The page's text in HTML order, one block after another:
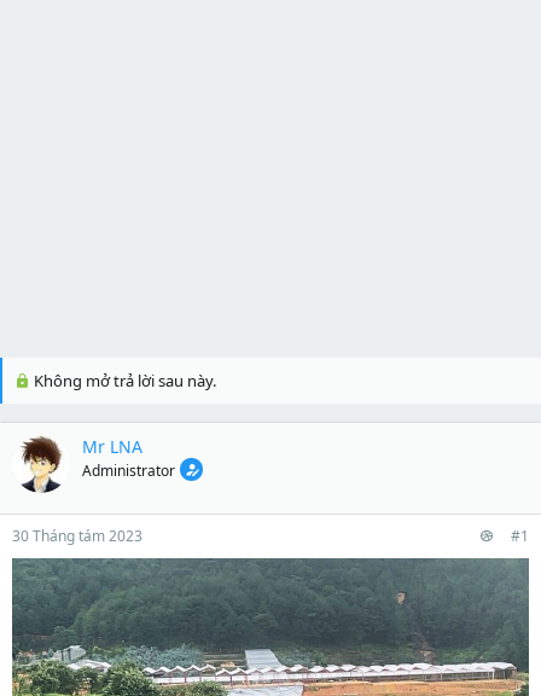
Không mở trả lời sau này.
Mr LNA
Administrator
30 Tháng tám 2023 #1